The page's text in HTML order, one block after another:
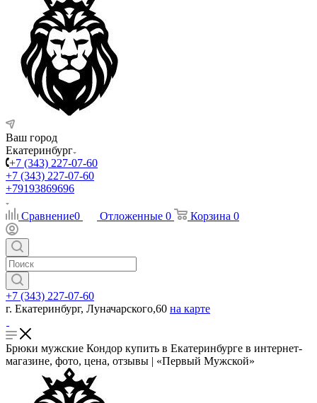
Ваш город
Екатеринбург
+7 (343) 227-07-60
+7 (343) 227-07-60
+79193869696
Сравнение0 Отложенные 0 Корзина 0
+7 (343) 227-07-60
г. Екатеринбург, Луначарского,60 на карте
Брюки мужские Кондор купить в Екатеринбурге в интернет-
магазине, фото, цена, отзывы | «Первый Мужской»